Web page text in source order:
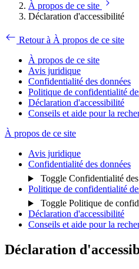
À propos de ce site
Déclaration d'accessibilité
Retour à À propos de ce site
À propos de ce site
Avis juridique
Confidentialité des données
Politique de confidentialité
Déclaration d'accessibilité
Conseils et aide pour la
À propos de ce site
Avis juridique
Confidentialité des données
Toggle Confidentialité
Politique de confidentialité
Toggle Politique de
Déclaration d'accessibilité
Conseils et aide pour la
Déclaration